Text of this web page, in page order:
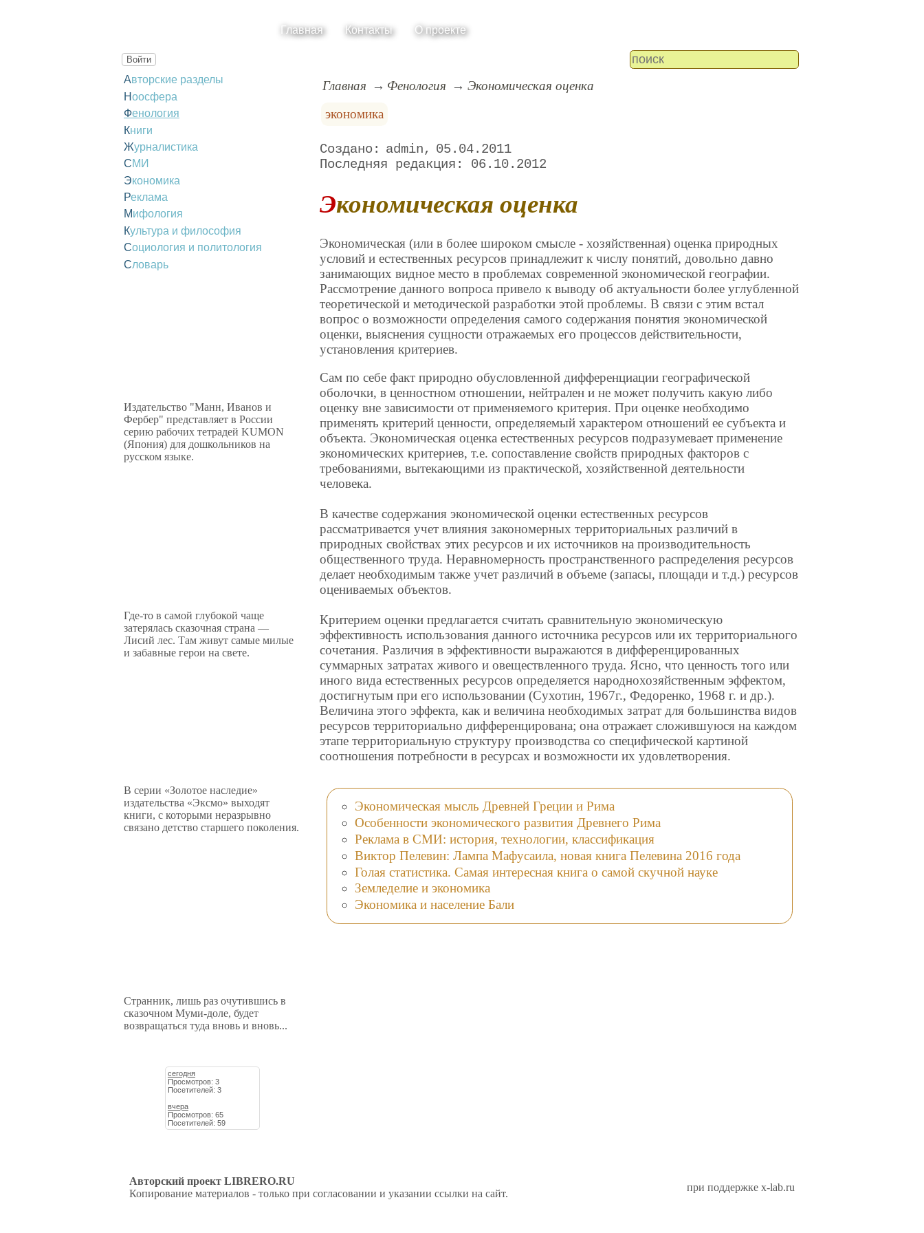
Главная Контакты О проекте
Войти
Авторские разделы
Ноосфера
Фенология
Книги
Журналистика
СМИ
Экономика
Реклама
Мифология
Культура и философия
Социология и политология
Словарь
Издательство "Манн, Иванов и
Фербер" представляет в России
серию рабочих тетрадей KUMON
(Япония) для дошкольников на
русском языке.
Где-то в самой глубокой чаще
затерялась сказочная страна —
Лисий лес. Там живут самые милые
и забавные герои на свете.
В серии «Золотое наследие»
издательства «Эксмо» выходят
книги, с которыми неразрывно
связано детство старшего поколения.
Странник, лишь раз очутившись в
сказочном Муми-доле, будет
возвращаться туда вновь и вновь...
сегодня
Просмотров: 3
Посетителей: 3
вчера
Просмотров: 65
Посетителей: 59
Главная Фенология
Экономическая оценка
экономика
admin
05.04.2011
06.10.2012
Экономическая оценка
Экономическая (или в более широком смысле - хозяйственная) оценка природных
условий и естественных ресурсов принадлежит к числу понятий, довольно давно
занимающих видное место в проблемах современной экономической географии.
Рассмотрение данного вопроса привело к выводу об актуальности более углубленной
теоретической и методической разработки этой проблемы. В связи с этим встал
вопрос о возможности определения самого содержания понятия экономической
оценки, выяснения сущности отражаемых его процессов действительности,
установления критериев.
Сам по себе факт природно обусловленной дифференциации географической
оболочки, в ценностном отношении, нейтрален и не может получить какую либо
оценку вне зависимости от применяемого критерия. При оценке необходимо
применять критерий ценности, определяемый характером отношений ее субъекта и
объекта. Экономическая оценка естественных ресурсов подразумевает применение
экономических критериев, т.е. сопоставление свойств природных факторов с
требованиями, вытекающими из практической, хозяйственной деятельности
человека.
В качестве содержания экономической оценки естественных ресурсов
рассматривается учет влияния закономерных территориальных различий в
природных свойствах этих ресурсов и их источников на производительность
общественного труда. Неравномерность пространственного распределения ресурсов
делает необходимым также учет различий в объеме (запасы, площади и т.д.) ресурсов
оцениваемых объектов.
Критерием оценки предлагается считать сравнительную экономическую
эффективность использования данного источника ресурсов или их территориального
сочетания. Различия в эффективности выражаются в дифференцированных
суммарных затратах живого и овеществленного труда. Ясно, что ценность того или
иного вида естественных ресурсов определяется народнохозяйственным эффектом,
достигнутым при его использовании (Сухотин, 1967г., Федоренко, 1968 г. и др.).
Величина этого эффекта, как и величина необходимых затрат для большинства видов
ресурсов территориально дифференцирована; она отражает сложившуюся на каждом
этапе территориальную структуру производства со специфической картиной
соотношения потребности в ресурсах и возможности их удовлетворения.
Экономическая мысль Древней Греции и Рима
Особенности экономического развития Древнего Рима
Реклама в СМИ: история, технологии, классификация
Виктор Пелевин: Лампа Мафусаила, новая книга Пелевина 2016 года
Голая статистика. Самая интересная книга о самой скучной науке
Земледелие и экономика
Экономика и население Бали
Авторский проект LIBRERO.RU
Копирование материалов - только при согласовании и указании ссылки на сайт.
при поддержке x-lab.ru